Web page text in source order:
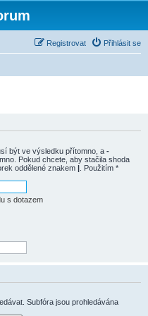
Přihlásit se
Registrovat
být ve výsledku přítomno, a -
Pokud chcete, aby stačila shoda
oddělené znakem | . Použitím *
s dotazem
Subfóra jsou prohledávána